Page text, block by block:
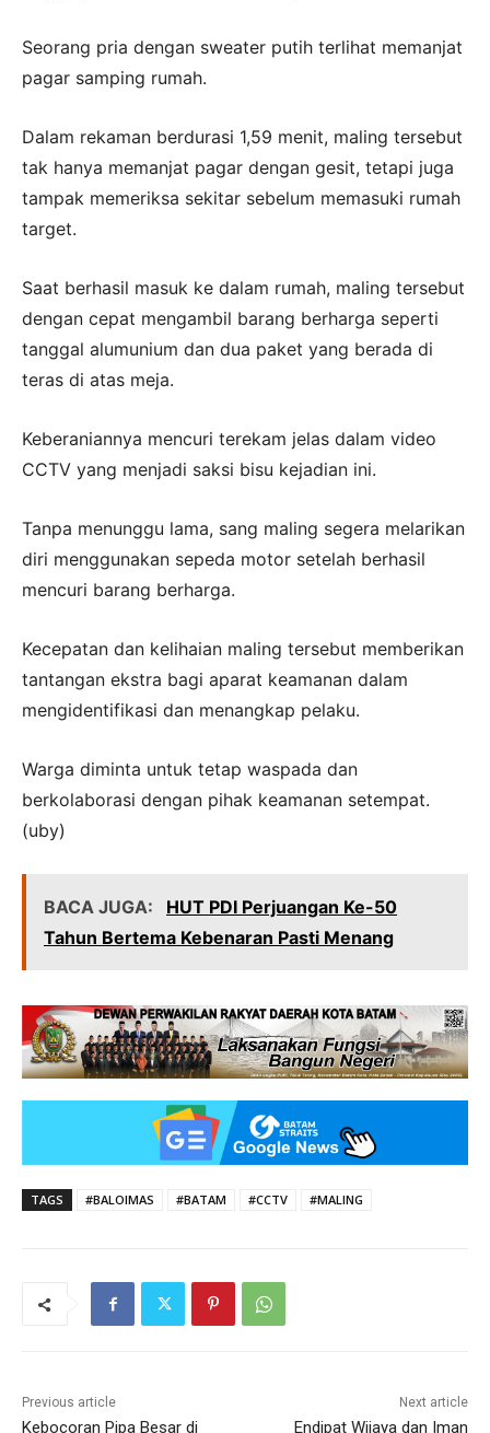
Seorang pria dengan sweater putih terlihat memanjat
pagar samping rumah.
Dalam rekaman berdurasi 1,59 menit, maling tersebut
tak hanya memanjat pagar dengan gesit, tetapi juga
tampak memeriksa sekitar sebelum memasuki rumah
target.
Saat berhasil masuk ke dalam rumah, maling tersebut
dengan cepat mengambil barang berharga seperti
tanggal alumunium dan dua paket yang berada di
teras di atas meja.
Keberaniannya mencuri terekam jelas dalam video
CCTV yang menjadi saksi bisu kejadian ini.
Tanpa menunggu lama, sang maling segera melarikan
diri menggunakan sepeda motor setelah berhasil
mencuri barang berharga.
Kecepatan dan kelihaian maling tersebut memberikan
tantangan ekstra bagi aparat keamanan dalam
mengidentifikasi dan menangkap pelaku.
Warga diminta untuk tetap waspada dan
berkolaborasi dengan pihak keamanan setempat.
(uby)
BACA JUGA:
HUT PDI Perjuangan Ke-50
Tahun Bertema Kebenaran Pasti Menang
TAGS #BALOIMAS #BATAM #CCTV #MALING
Previous article
Kebocoran Pipa Besar di
Next article
Endipat Wijaya dan Iman